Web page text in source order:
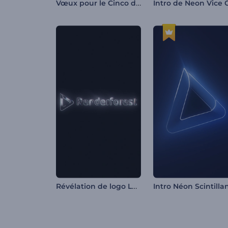
Vœux pour le Cinco de Mayo
Révélation de logo Lumière douce Intro Néon